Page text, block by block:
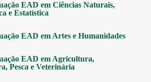
EAD em Ciências Naturais,
e Estatística
EAD em Artes e Humanidades
EAD em Agricultura,
Pesca e Veterinária